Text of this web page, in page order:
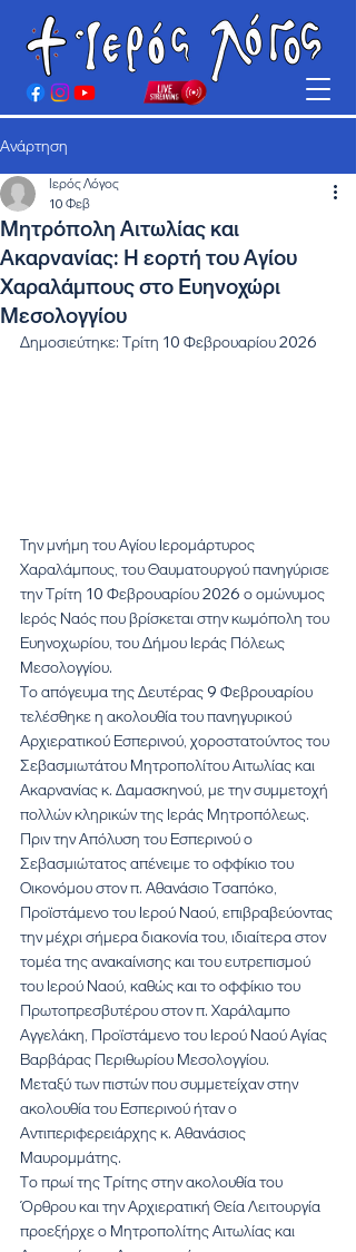
Ανάρτηση
Μητρόπολη Αιτωλίας και
Ακαρνανίας: Η εορτή του Αγίου
Χαραλάμπους στο Ευηνοχώρι
Μεσολογγίου
Ιερός Λόγος
10 Φεβ
Δημοσιεύτηκε: Τρίτη 10 Φεβρουαρίου 2026
Την μνήμη του Αγίου Ιερομάρτυρος
Χαραλάμπους, του Θαυματουργού πανηγύρισε
την Τρίτη 10 Φεβρουαρίου 2026 ο ομώνυμος
Ιερός Ναός που βρίσκεται στην κωμόπολη του
Ευηνοχωρίου, του Δήμου Ιεράς Πόλεως
Μεσολογγίου.
Το απόγευμα της Δευτέρας 9 Φεβρουαρίου
τελέσθηκε η ακολουθία του πανηγυρικού
Αρχιερατικού Εσπερινού, χοροστατούντος του
Σεβασμιωτάτου Μητροπολίτου Αιτωλίας και
Ακαρνανίας κ. Δαμασκηνού, με την συμμετοχή
πολλών κληρικών της Ιεράς Μητροπόλεως.
Πριν την Απόλυση του Εσπερινού ο
Σεβασμιώτατος απένειμε το οφφίκιο του
Οικονόμου στον π. Αθανάσιο Τσαπόκο,
Προϊστάμενο του Ιερού Ναού, επιβραβεύοντας
την μέχρι σήμερα διακονία του, ιδιαίτερα στον
τομέα της ανακαίνισης και του ευτρεπισμού
του Ιερού Ναού, καθώς και το οφφίκιο του
Πρωτοπρεσβυτέρου στον π. Χαράλαμπο
Αγγελάκη, Προϊστάμενο του Ιερού Ναού Αγίας
Βαρβάρας Περιθωρίου Μεσολογγίου.
Μεταξύ των πιστών που συμμετείχαν στην
ακολουθία του Εσπερινού ήταν ο
Αντιπεριφερειάρχης κ. Αθανάσιος
Μαυρομμάτης.
Το πρωί της Τρίτης στην ακολουθία του
Όρθρου και την Αρχιερατική Θεία Λειτουργία
προεξήρχε ο Μητροπολίτης Αιτωλίας και